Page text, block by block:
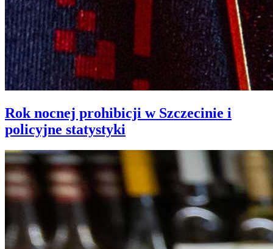
Rok nocnej prohibicji w Szczecinie i
policyjne statystyki